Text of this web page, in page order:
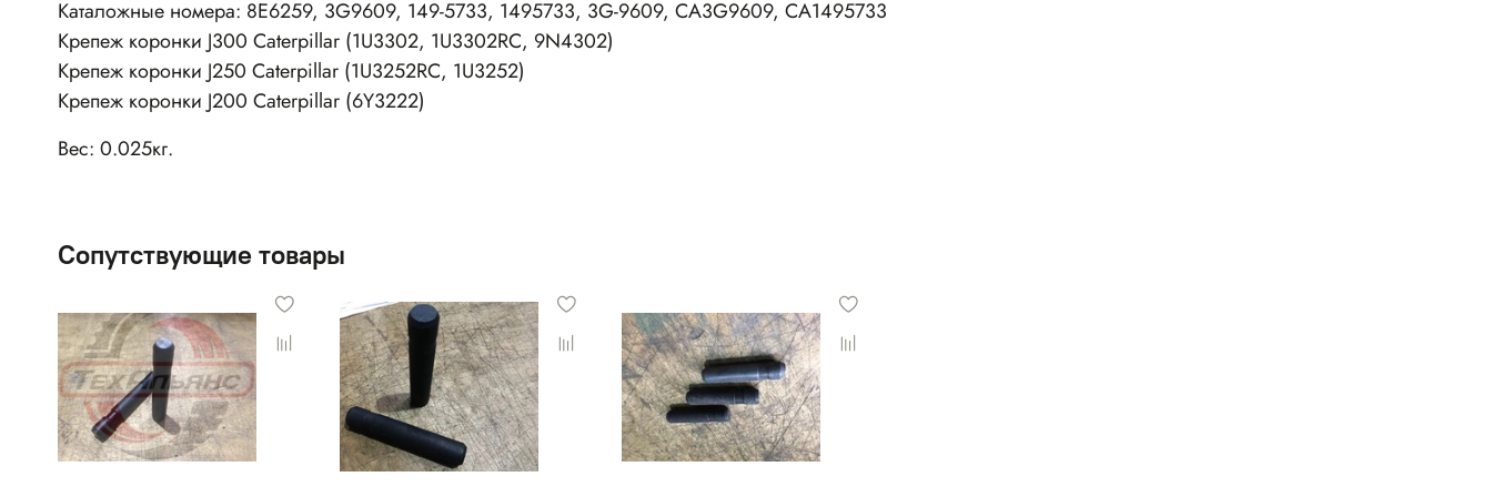
Каталожные номера: 8E6259, 3G9609, 149-5733, 1495733, 3G-9609, CA3G9609, CA1495733
Крепеж коронки J300 Caterpillar (1U3302, 1U3302RC, 9N4302)
Крепеж коронки J250 Caterpillar (1U3252RC, 1U3252)
Крепеж коронки J200 Caterpillar (6Y3222)
Вес: 0.025кг.
Сопутствующие товары